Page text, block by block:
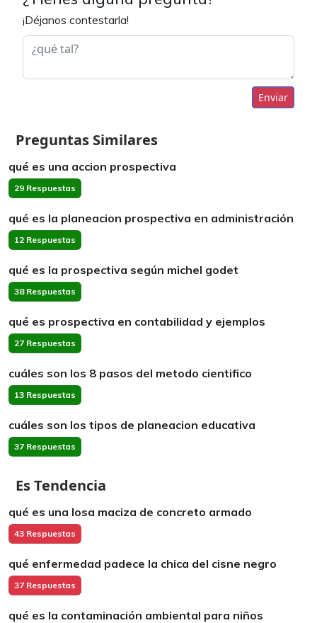
¡Déjanos contestarla!
Enviar
Preguntas Similares
qué es una accion prospectiva
29 Respuestas
qué es la planeacion prospectiva en administración
12 Respuestas
qué es la prospectiva según michel godet
38 Respuestas
qué es prospectiva en contabilidad y ejemplos
27 Respuestas
cuáles son los 8 pasos del metodo cientifico
13 Respuestas
cuáles son los tipos de planeacion educativa
37 Respuestas
Es Tendencia
qué es una losa maciza de concreto armado
43 Respuestas
qué enfermedad padece la chica del cisne negro
37 Respuestas
qué es la contaminación ambiental para niños